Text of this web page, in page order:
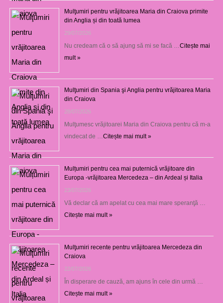
Mulţumiri pentru vrăjitoarea Maria din Craiova primite
din Anglia și din toată lumea
29/07/2026
Nu credeam că o să ajung să mi se facă … Citește mai
mult »
Mulţumiri din Spania şi Anglia pentru vrăjitoarea Maria
din Craiova
28/07/2026
Mulţumesc vrăjitoarei Maria din Craiova pentru că m-a
vindecat de … Citește mai mult »
Mulțumiri pentru cea mai puternică vrăjitoare din
Europa -vrăjitoarea Mercedeza – din Ardeal și Italia
23/07/2026
Vă declar că am apelat cu cea mai mare speranţă …
Citește mai mult »
Mulţumiri recente pentru vrăjitoarea Mercedeza din
Craiova
22/07/2026
În disperare de cauză, am ajuns în cele din urmă …
Citește mai mult »